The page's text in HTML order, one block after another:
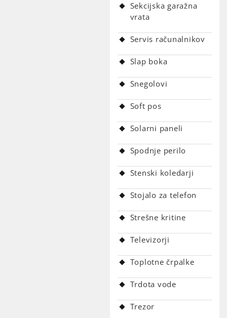
Sekcijska garažna
vrata
Servis računalnikov
Slap boka
Snegolovi
Soft pos
Solarni paneli
Spodnje perilo
Stenski koledarji
Stojalo za telefon
Strešne kritine
Televizorji
Toplotne črpalke
Trdota vode
Trezor